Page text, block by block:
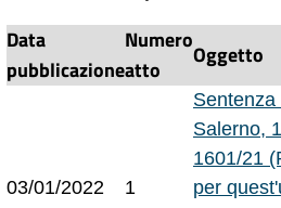
Data
pubblicazione
Numero
atto
Oggetto
03/01/2022 1
Sentenza
Salerno,
1601/21
per